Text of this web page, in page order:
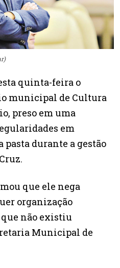
quinta-feira o
municipal de Cultura
preso em uma
em
durante a gestão
que ele nega
organização
não existiu
Municipal de